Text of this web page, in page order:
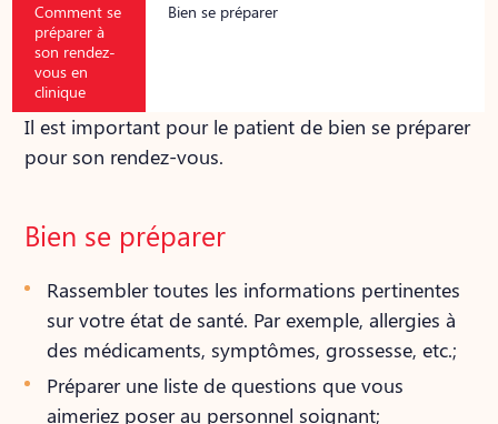
Comment se
préparer à
son rendez-
vous en
clinique
Bien se préparer
Il est important pour le patient de bien se préparer
pour son rendez-vous.
Bien se préparer
Rassembler toutes les informations pertinentes
sur votre état de santé. Par exemple, allergies à
des médicaments, symptômes, grossesse, etc.;
Préparer une liste de questions que vous
aimeriez poser au personnel soignant;